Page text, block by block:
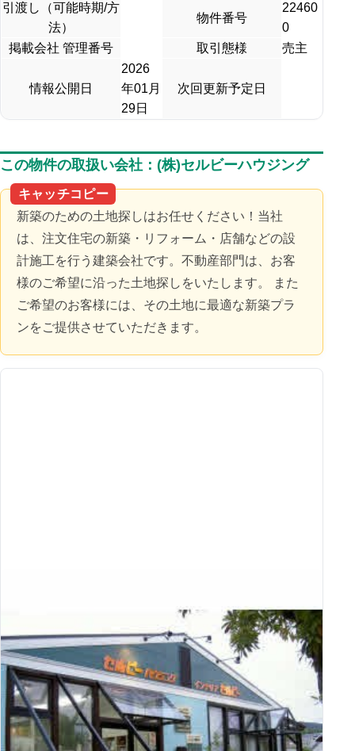
引渡し（可能時期/方
法）
物件番号
22460
0
掲載会社 管理番号
取引態様 売主
情報公開日
2026
年01月
29日
次回更新予定日
この物件の取扱い会社：(株)セルビーハウジング
キャッチコピー
新築のための土地探しはお任せください！当社
は、注文住宅の新築・リフォーム・店舗などの設
計施工を行う建築会社です。不動産部門は、お客
様のご希望に沿った土地探しをいたします。 また
ご希望のお客様には、その土地に最適な新築プラ
ンをご提供させていただきます。